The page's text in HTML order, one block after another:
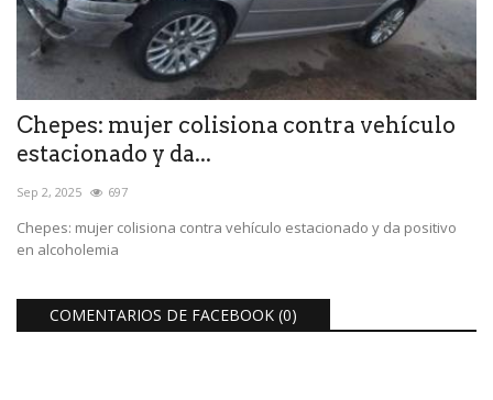
Chepes: mujer colisiona contra vehículo
estacionado y da...
Sep 2, 2025 697
Chepes: mujer colisiona contra vehículo estacionado y da positivo
en alcoholemia
COMENTARIOS DE FACEBOOK (0)